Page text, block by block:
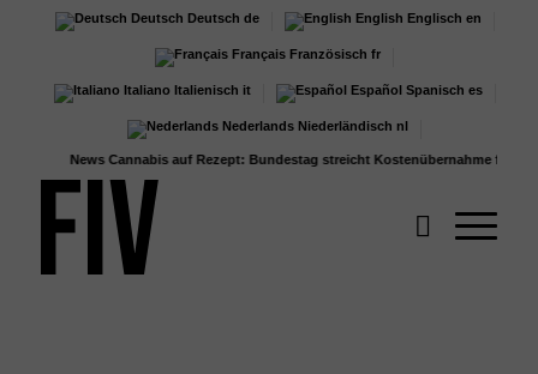
Deutsch Deutsch de English Englisch en
Français Französisch fr
Italiano Italienisch it Español Spanisch es
Nederlands Niederländisch nl
Cannabis auf Rezept: Bundestag streicht Kostenübernahme für...